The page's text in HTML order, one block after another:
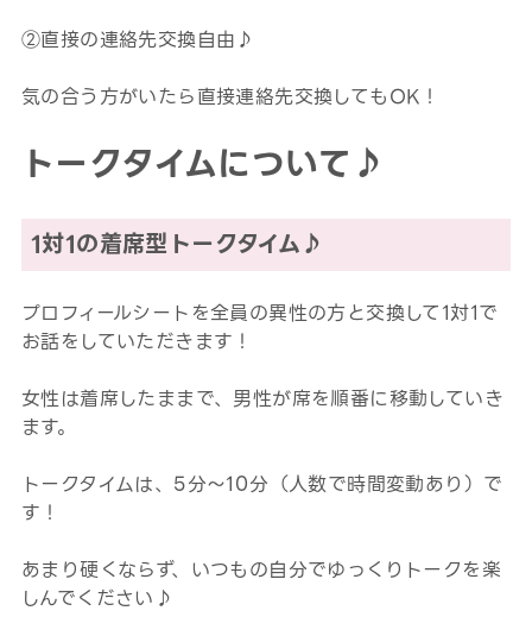
②直接の連絡先交換自由♪
気の合う方がいたら直接連絡先交換してもOK！
トークタイムについて♪
1対1の着席型トークタイム♪
プロフィールシートを全員の異性の方と交換して1対1で
お話をしていただきます！
女性は着席したままで、男性が席を順番に移動していき
ます。
トークタイムは、5分～10分（人数で時間変動あり）で
す！
あまり硬くならず、いつもの自分でゆっくりトークを楽
しんでください♪